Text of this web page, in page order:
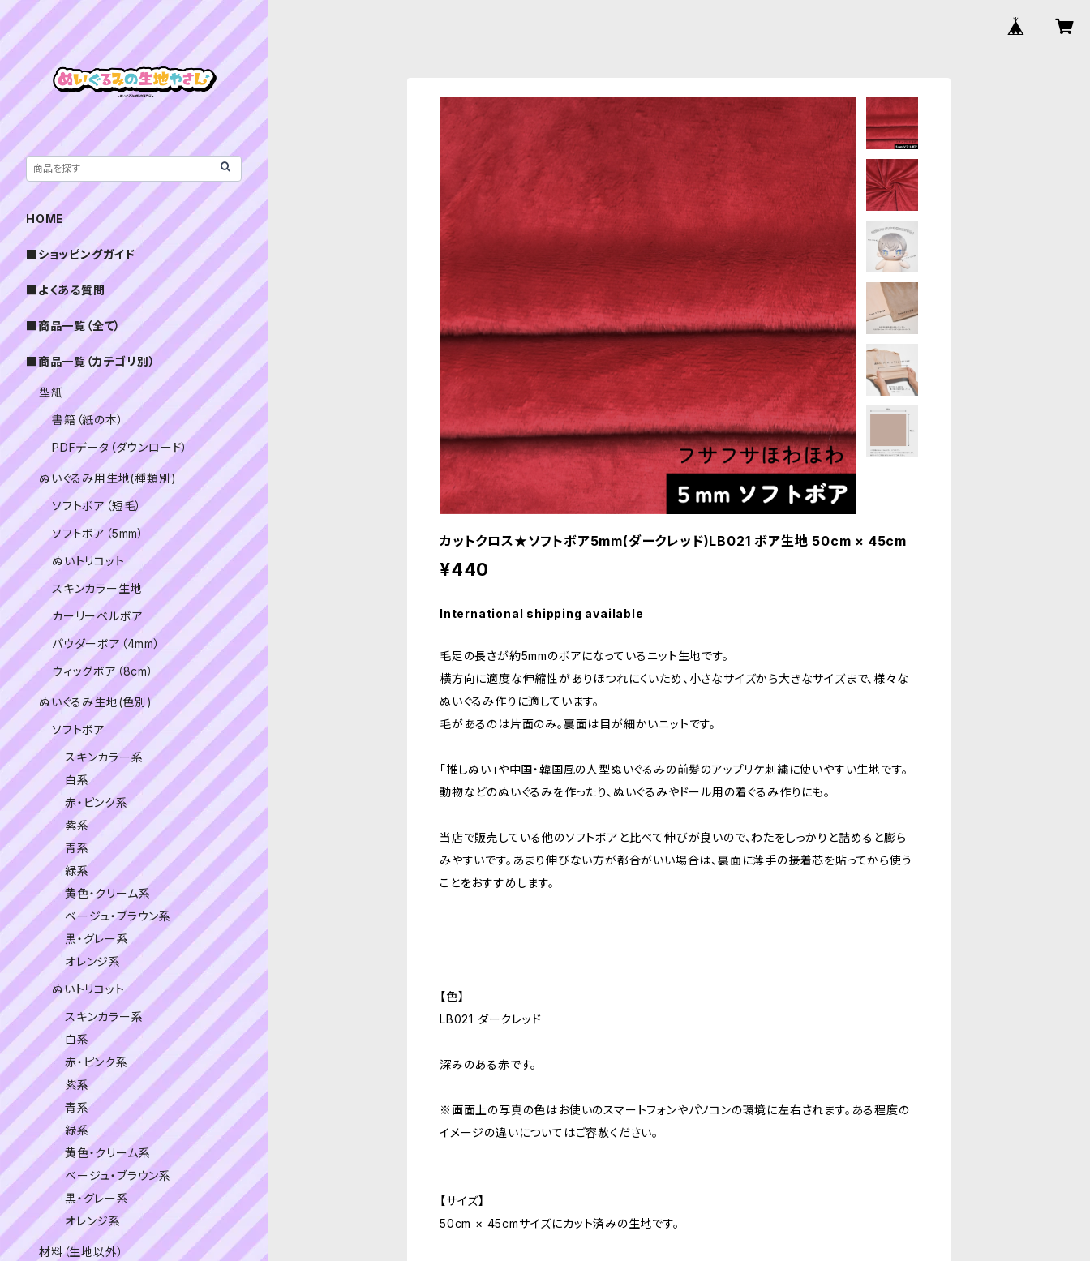
カットクロス★ソフトボア5mm(ダークレッド)LB021 ボア生地 50cm × 45cm
¥440
International shipping available
毛足の長さが約5mmのボアになっているニット生地です。
横方向に適度な伸縮性がありほつれにくいため、小さなサイズから大きなサイズまで、様々な
ぬいぐるみ作りに適しています。
毛があるのは片面のみ。裏面は目が細かいニットです。
「推しぬい」や中国・韓国風の人型ぬいぐるみの前髪のアップリケ刺繍に使いやすい生地です。
動物などのぬいぐるみを作ったり、ぬいぐるみやドール用の着ぐるみ作りにも。
当店で販売している他のソフトボアと比べて伸びが良いので、わたをしっかりと詰めると膨ら
みやすいです。あまり伸びない方が都合がいい場合は、裏面に薄手の接着芯を貼ってから使う
ことをおすすめします。
【色】
LB021 ダークレッド
深みのある赤です。
※画面上の写真の色はお使いのスマートフォンやパソコンの環境に左右されます。ある程度の
イメージの違いについてはご容赦ください。
【サイズ】
50cm × 45cmサイズにカット済みの生地です。
HOME
■ショッピングガイド
■よくある質問
■商品一覧（全て）
■商品一覧（カテゴリ別）
型紙
書籍（紙の本）
PDFデータ（ダウンロード）
ぬいぐるみ用生地(種類別)
ソフトボア（短毛）
ソフトボア（5mm）
ぬいトリコット
スキンカラー生地
カーリーベルボア
パウダーボア（4mm）
ウィッグボア（8cm）
ぬいぐるみ生地(色別)
ソフトボア
スキンカラー系
白系
赤・ピンク系
紫系
青系
緑系
黄色・クリーム系
ベージュ・ブラウン系
黒・グレー系
オレンジ系
ぬいトリコット
スキンカラー系
白系
赤・ピンク系
紫系
青系
緑系
黄色・クリーム系
ベージュ・ブラウン系
黒・グレー系
オレンジ系
材料（生地以外）